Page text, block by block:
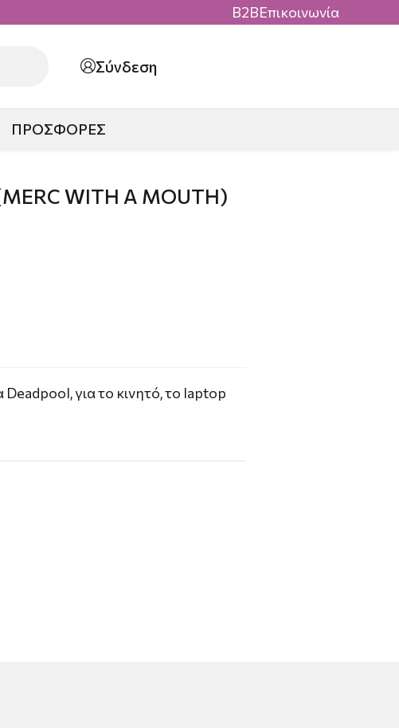
B2BΕπικοινωνία
Σύνδεση
ΠΡΟΣΦΟΡΕΣ
WITH A MOUTH)
για το κινητό, το laptop